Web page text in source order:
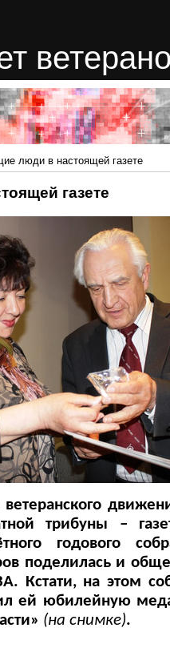
люди в настоящей газете
газете
трибуны –
годового
поделилась и
Кстати, на этом
ей юбилейную
(на снимке).